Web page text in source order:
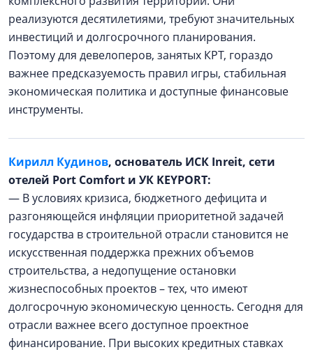
реализуются десятилетиями, требуют значительных
инвестиций и долгосрочного планирования.
Поэтому для девелоперов, занятых КРТ, гораздо
важнее предсказуемость правил игры, стабильная
экономическая политика и доступные финансовые
инструменты.
Кирилл Кудинов, основатель ИСК Inreit, сети
отелей Port Comfort и УК KEYPORT:
— В условиях кризиса, бюджетного дефицита и
разгоняющейся инфляции приоритетной задачей
государства в строительной отрасли становится не
искусственная поддержка прежних объемов
строительства, а недопущение остановки
жизнеспособных проектов – тех, что имеют
долгосрочную экономическую ценность. Сегодня для
отрасли важнее всего доступное проектное
финансирование. При высоких кредитных ставках